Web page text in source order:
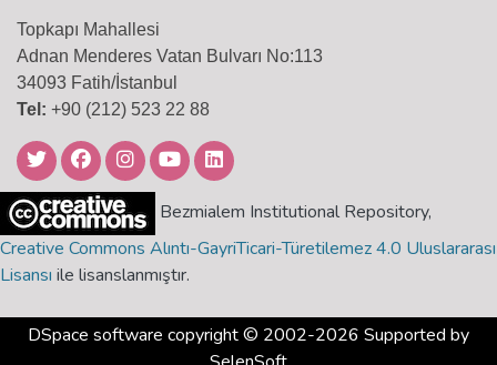
Topkapı Mahallesi
Adnan Menderes Vatan Bulvarı No:113
34093 Fatih/İstanbul
Tel: +90 (212) 523 22 88
Bezmialem Institutional Repository,
Creative Commons Alıntı-GayriTicari-Türetilemez 4.0 Uluslararası
Lisansı ile lisanslanmıştır.
DSpace software copyright © 2002-2026 Supported by